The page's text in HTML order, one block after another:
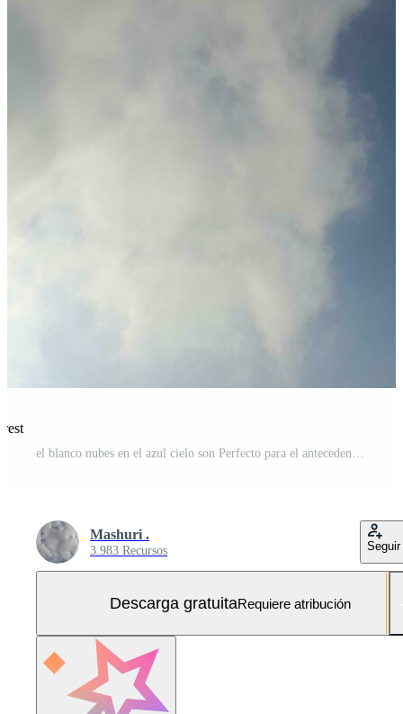
el blanco nubes en el azul cielo son Perfecto para el antecedentes. skyscape en lombok isla, Indonesia Foto Gratis
Mashuri .
3.983 Recursos Seguir
Descarga gratuitaRequiere atribución